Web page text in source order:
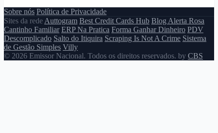
Sobre nós Política de Privacidade
Sites da rede Auttogram Best Credit Cards Hub Blog Alerta Rosa
Cantinho Familiar ERP Na Pratica Forma Ganhar Dinheiro PDV
Descomplicado Salto do Itiquira Scraping Is Not A Crime Sistema
de Gestão Simples Villy
© 2026 Emissor Nacional. Todos os direitos reservados. by CBS